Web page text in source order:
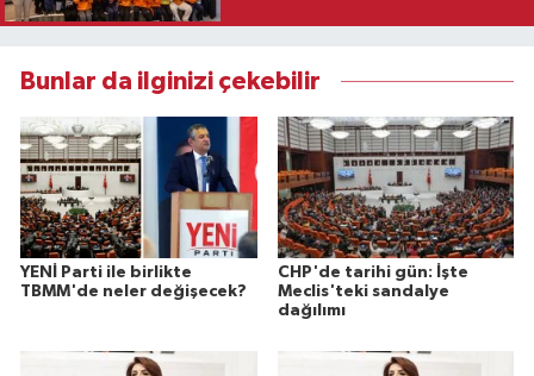
Bunlar da ilginizi çekebilir
YENİ Parti ile birlikte
TBMM'de neler değişecek?
CHP'de tarihi gün: İşte
Meclis'teki sandalye
dağılımı